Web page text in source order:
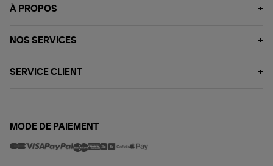
À PROPOS
NOS SERVICES
SERVICE CLIENT
MODE DE PAIEMENT